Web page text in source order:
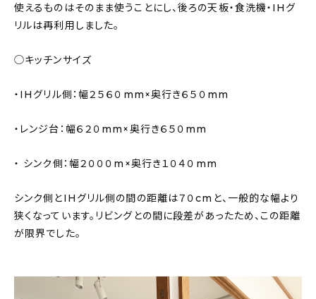
使えるものはそのまま使うことにし、後ろの天板・食洗機・IHグ
リルは再利用しました。
◯キッチンサイズ
・IHグリル側：幅２５６０mm×奥行き６５０mm
・レンジ台：幅６２０mm×奥行き６５０mm
・ シンク側：幅２０００m×奥行き１０４０mm
シンク側とIHグリル側の間の距離は７０cmと、一般的な幅より
狭くなっています。リビングとの間に段差があったため、この距離
が限界でした。